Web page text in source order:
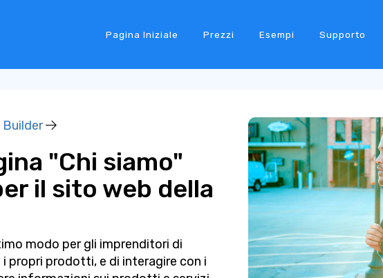
Pagina Iniziale Prezzi Esempi Supporto
Builder
"Chi siamo"
il sito web della
modo per gli imprenditori di
propri prodotti, e di interagire con i